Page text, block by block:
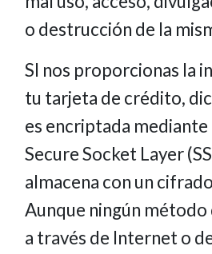
o destrucción de la
SI nos proporcionas la
tu tarjeta de crédito,
es encriptada
Secure Socket Layer
almacena con un
Aunque ningún
a través de Internet o